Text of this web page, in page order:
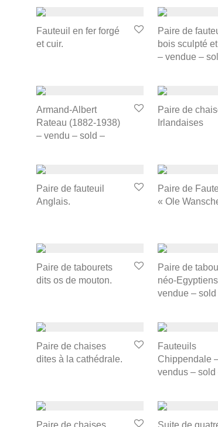
Fauteuil en fer forgé
et cuir.
Paire de
bois sculpté
– vendue –
Armand-Albert
Rateau (1882-1938)
– vendu – sold –
Paire de
Irlandaises
Paire de fauteuil
Anglais.
Paire de
« Ole
Paire de tabourets
dits os de mouton.
Paire de
néo-
vendue – sold
Paire de chaises
dites à la cathédrale.
Fauteuils
Chippendale
vendus – sold
Paire de chaises Suite de